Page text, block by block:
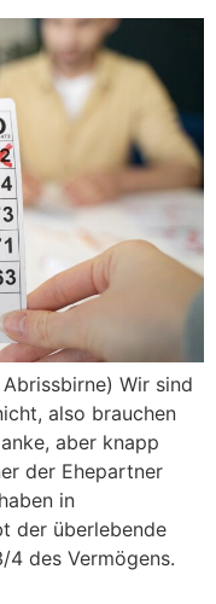
Wir sind
also brauchen
aber knapp
der Ehepartner
in
der überlebende
4 des Vermögens.